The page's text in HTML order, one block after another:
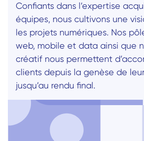
Confiants dans l’expertise
équipes, nous cultivons une
les projets numériques. Nos
web, mobile et data ainsi que
créatif nous permettent
clients depuis la genèse de
jusqu’au rendu final.